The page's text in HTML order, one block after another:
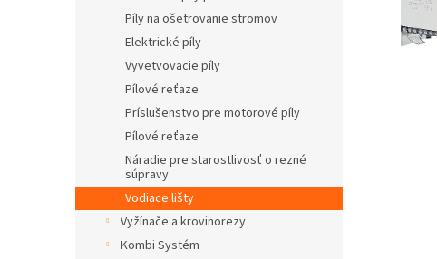
Píly na ošetrovanie stromov
Elektrické píly
Vyvetvovacie píly
Pílové reťaze
Príslušenstvo pre motorové píly
Pílové reťaze
Náradie pre starostlivosť o rezné
súpravy
Vodiace lišty
Vyžínače a krovinorezy
Kombi Systém